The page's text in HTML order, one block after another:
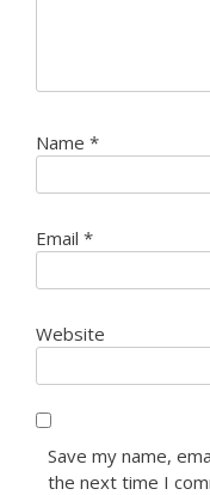
Name *
Email *
Website
Save my name,
the next time I